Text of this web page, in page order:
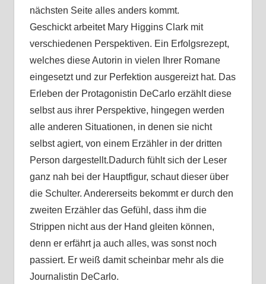
nächsten Seite alles anders kommt.
Geschickt arbeitet Mary Higgins Clark mit
verschiedenen Perspektiven. Ein Erfolgsrezept,
welches diese Autorin in vielen Ihrer Romane
eingesetzt und zur Perfektion ausgereizt hat. Das
Erleben der Protagonistin DeCarlo erzählt diese
selbst aus ihrer Perspektive, hingegen werden
alle anderen Situationen, in denen sie nicht
selbst agiert, von einem Erzähler in der dritten
Person dargestellt.Dadurch fühlt sich der Leser
ganz nah bei der Hauptfigur, schaut dieser über
die Schulter. Andererseits bekommt er durch den
zweiten Erzähler das Gefühl, dass ihm die
Strippen nicht aus der Hand gleiten können,
denn er erfährt ja auch alles, was sonst noch
passiert. Er weiß damit scheinbar mehr als die
Journalistin DeCarlo.